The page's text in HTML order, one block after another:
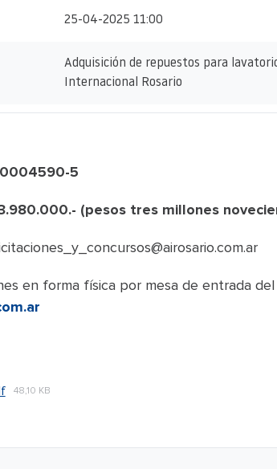
25-04-2025 11:00
Adquisición de repuestos para
Internacional Rosario
5
(pesos tres millones
en forma física por mesa de entrada del
48,10 KB